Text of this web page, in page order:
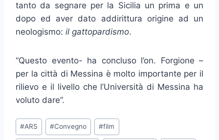
tanto da segnare per la Sicilia un prima e un
dopo ed aver dato addirittura origine ad un
neologismo: il gattopardismo.
“Questo evento- ha concluso l’on. Forgione –
per la città di Messina è molto importante per il
rilievo e il livello che l’Università di Messina ha
voluto dare”.
Tag
articolo:
#ARS #Convegno #film